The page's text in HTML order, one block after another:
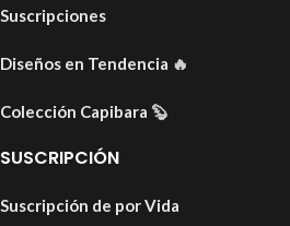
Suscripciones
Diseños en Tendencia 🔥
Colección Capibara 🦫
SUSCRIPCIÓN
Suscripción de por Vida